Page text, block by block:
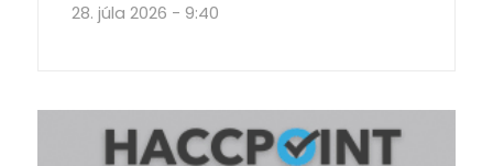
28. júla 2026 - 9:40